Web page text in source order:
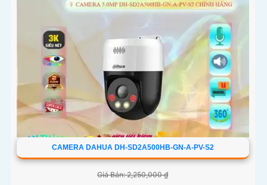
CAMERA DAHUA DH-SD2A500HB-GN-A-PV-S2
Giá Bán: 2,250,000 ₫